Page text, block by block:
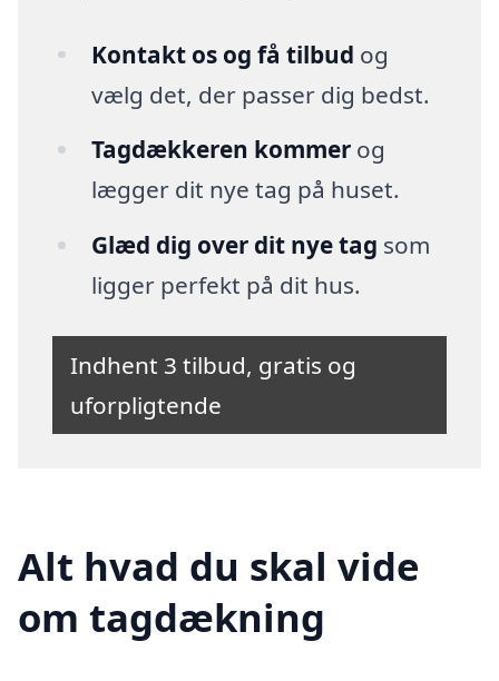
Kontakt os og få tilbud og
vælg det, der passer dig bedst.
Tagdækkeren kommerog
lægger dit nye tag på huset.
Glæd dig over dit nye tag som
ligger perfekt på dit hus.
Indhent 3 tilbud, gratis og
uforpligtende
Alt hvad du skal vide
om tagdækning